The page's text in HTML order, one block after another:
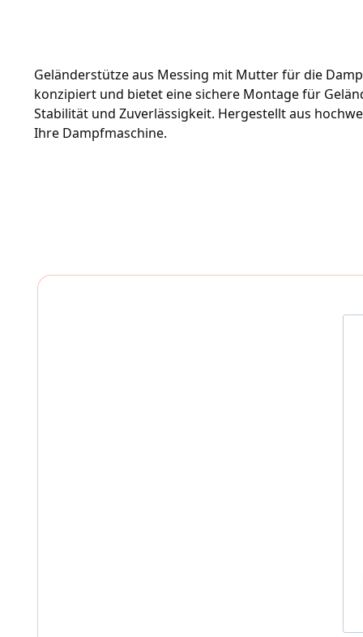
Geländerstütze aus Messing mit Mutter für die
konzipiert und bietet eine sichere Montage für
Stabilität und Zuverlässigkeit. Hergestellt aus
Ihre Dampfmaschine.